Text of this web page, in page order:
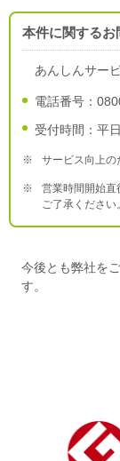
本件に関するお
あんしんサー
電話番号：
受付時間：平
※ サービス向上の
※
営業時間開始直
ご了承ください。
今後とも弊社を
す。